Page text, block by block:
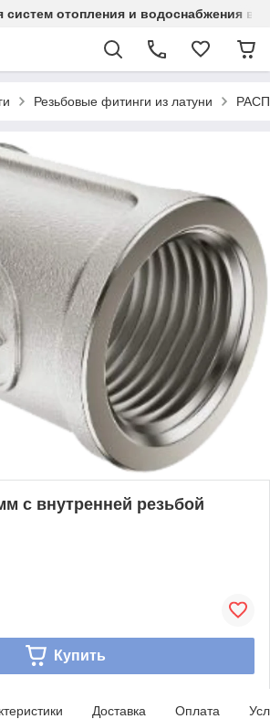
отопления и водоснабжения в
Резьбовые фитинги из латуни
с внутренней резьбой
Купить
Доставка Оплата